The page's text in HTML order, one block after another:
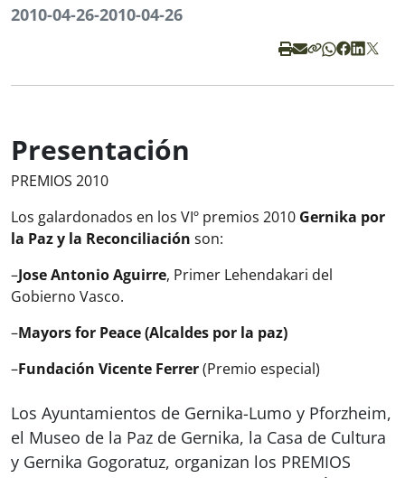
2010-04-26-2010-04-26
Presentación
PREMIOS 2010
Los galardonados en los VIº premios 2010 Gernika por
la Paz y la Reconciliación son:
–Jose Antonio Aguirre, Primer Lehendakari del
Gobierno Vasco.
–Mayors for Peace (Alcaldes por la paz)
–Fundación Vicente Ferrer(Premio especial)
Los Ayuntamientos de Gernika-Lumo y Pforzheim,
el Museo de la Paz de Gernika, la Casa de Cultura
y Gernika Gogoratuz, organizan los PREMIOS